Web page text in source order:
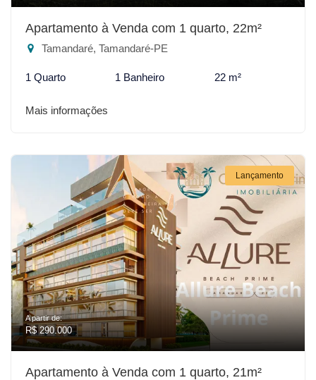
Apartamento à Venda com 1 quarto, 22m²
Tamandaré, Tamandaré-PE
1 Quarto 1 Banheiro 22 m²
Mais informações
Lançamento
A partir de:
R$ 290.000
Apartamento à Venda com 1 quarto, 21m²